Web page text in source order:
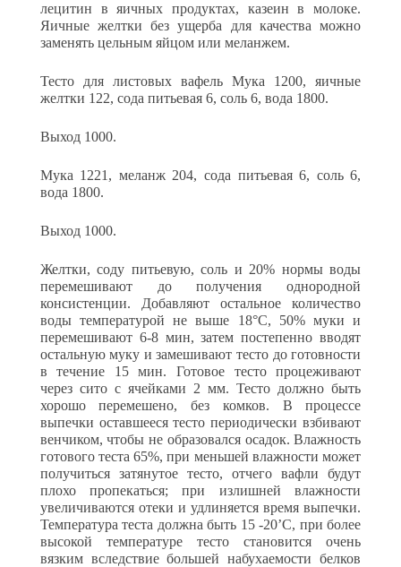
лецитин в яичных продуктах, казеин в молоке.
Яичные желтки без ущерба для качества можно
заменять цельным яйцом или меланжем.
Тесто для листовых вафель Мука 1200, яичные
желтки 122, сода питьевая 6, соль 6, вода 1800.
Выход 1000.
Мука 1221, меланж 204, сода питьевая 6, соль 6,
вода 1800.
Выход 1000.
Желтки, соду питьевую, соль и 20% нормы воды
перемешивают до получения однородной
консистенции. Добавляют остальное ко­личество
воды температурой не выше 18°С, 50% муки и
перемеши­вают 6-8 мин, затем постепенно вводят
остальную муку и замеши­вают тесто до готовности
в течение 15 мин. Готовое тесто процежи­вают
через сито с ячейками 2 мм. Тесто должно быть
хорошо перемешено, без комков. В процессе
выпечки оставшееся тесто пе­риодически взбивают
венчиком, чтобы не образовался осадок. Влаж­ность
готового теста 65%, при меньшей влажности может
полу­читься затянутое тесто, отчего вафли будут
плохо пропекаться; при излишней влажности
увеличиваются отеки и удлиняется время вы­печки.
Температура теста должна быть 15 -20’С, при более
высокой температуре тесто становится очень
вязким вследствие большей набухаемости белков